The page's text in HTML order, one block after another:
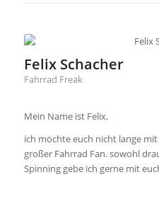
Felix Schacher
Fahrrad Freak
Mein Name ist Felix,
ich möchte euch nicht lange
großer Fahrrad Fan. sowohl
Spinning gebe ich gerne mit